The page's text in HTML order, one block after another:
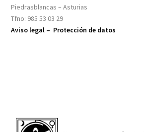
Piedrasblancas – Asturias
Tfno: 985 53 03 29
Aviso legal – Protección de datos